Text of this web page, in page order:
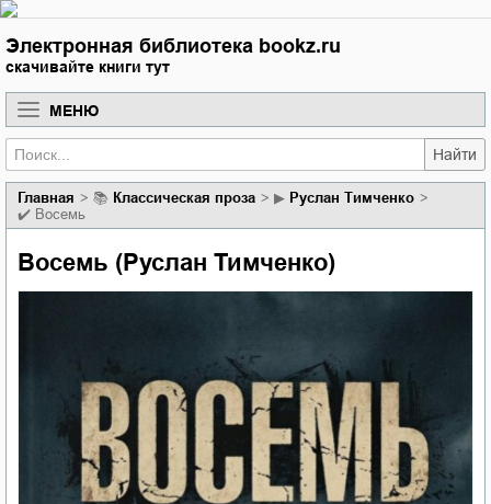
Электронная библиотека bookz.ru
скачивайте книги тут
МЕНЮ
Найти
Главная 📚 классическая проза ▶ Руслан Тимченко
✔️ Восемь
Восемь (Руслан Тимченко)